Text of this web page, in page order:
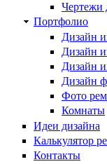
Чертежи
Портфолио
Дизайн
Дизайн
Дизайн
Дизайн
Фото
Комнаты
Идеи дизайна
Калькулятор
Контакты